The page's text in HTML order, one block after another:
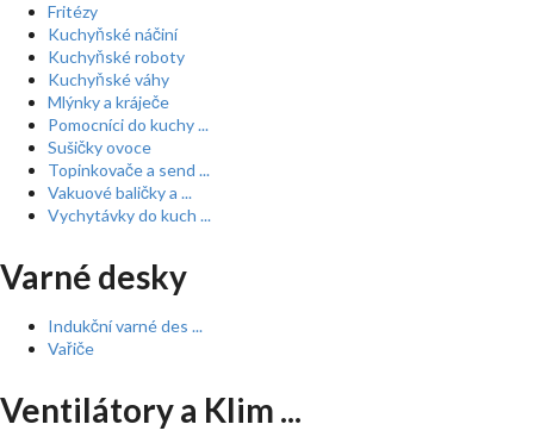
Fritézy
Kuchyňské náčiní
Kuchyňské roboty
Kuchyňské váhy
Mlýnky a kráječe
Pomocníci do kuchy ...
Sušičky ovoce
Topinkovače a send ...
Vakuové baličky a ...
Vychytávky do kuch ...
Varné desky
Indukční varné des ...
Vařiče
Ventilátory a Klim ...